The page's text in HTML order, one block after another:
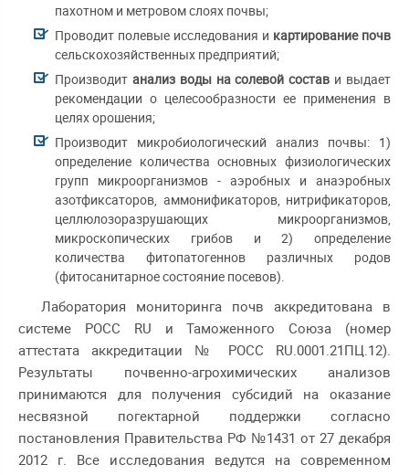
пахотном и метровом слоях почвы;
проводит полевые исследования и картирование почв
сельскохозяйственных предприятий;
производит анализ воды на солевой состав и выдает
рекомендации о целесообразности ее применения в
целях орошения;
производит микробиологический анализ почвы: 1)
определение количества основных физиологических
групп микроорганизмов - аэробных и анаэробных
азотфиксаторов, аммонификаторов, нитрификаторов,
целлюлозоразрушающих микроорганизмов,
микроскопических грибов и 2) определение
количества фитопатогеннов различных родов
(фитосанитарное состояние посевов).
Лаборатория мониторинга почв аккредитована в
системе РОСС RU и Таможенного Союза (номер
аттестата аккредитации № РОСС RU.0001.21ПЦ.12).
Результаты почвенно-агрохимических анализов
принимаются для получения субсидий на оказание
несвязной погектарной поддержки согласно
постановления Правительства РФ №1431 от 27 декабря
2012 г. Все исследования ведутся на современном